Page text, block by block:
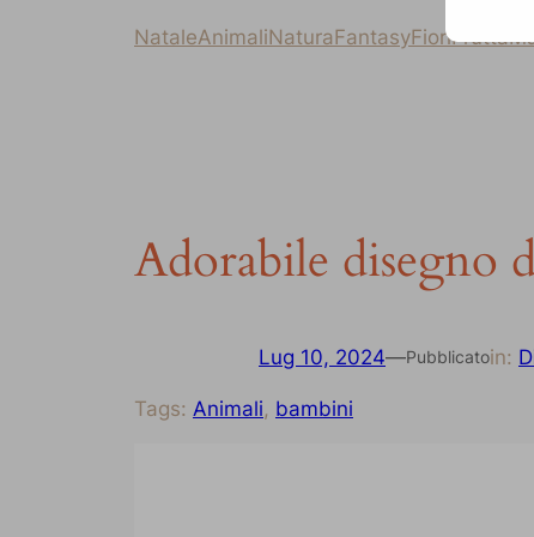
NataleAnimaliNaturaFantasyFioriFrutta
Adorabile disegno
Lug 10, 2024—Pubblicatoin:
Tags: Animali, bambini